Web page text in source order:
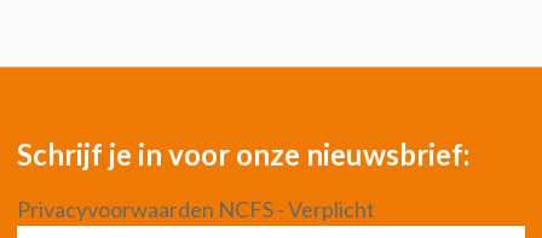
Schrijf je in voor onze nieuwsbrief:
Privacyvoorwaarden NCFS - Verplicht